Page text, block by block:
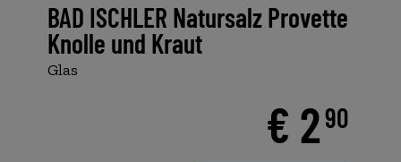
BAD ISCHLER Natursalz Provette
Knolle und Kraut
Glas
€ 290